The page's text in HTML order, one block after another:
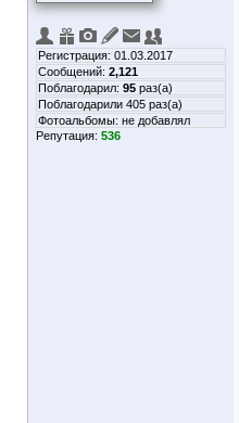
Регистрация: 01.03.2017
Сообщений: 2,121
Поблагодарил: 95 раз(а)
Поблагодарили 405 раз(а)
Фотоальбомы: не добавлял
Репутация: 536